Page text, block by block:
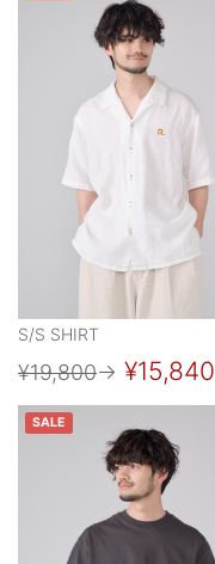
S/S SHIRT
¥19,800→ ¥15,840
SALE